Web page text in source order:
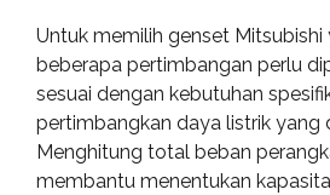
Untuk memilih genset Mitsubishi
beberapa pertimbangan perlu
sesuai dengan kebutuhan
pertimbangkan daya listrik yang
Menghitung total beban
membantu menentukan